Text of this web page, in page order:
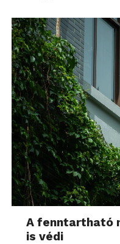
A pék áru a
el, zárt
okokból.
A fenntartható
is védi